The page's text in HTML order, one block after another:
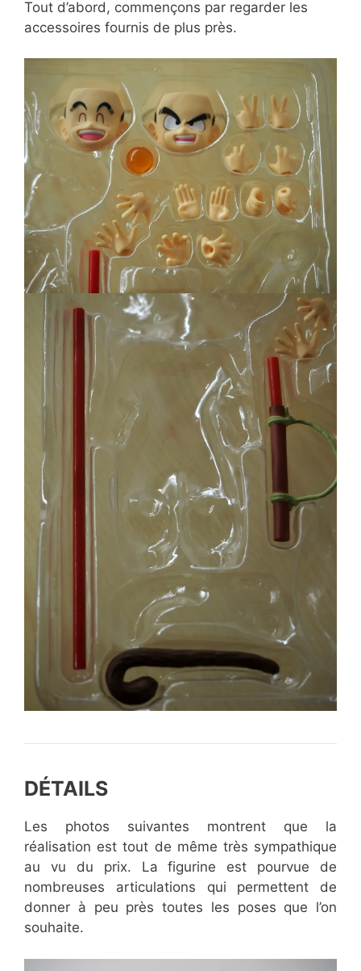
Tout d’abord, commençons par regarder les
accessoires fournis de plus près.
DÉTAILS
Les photos suivantes montrent que la
réalisation est tout de même très sympathique
au vu du prix. La figurine est pourvue de
nombreuses articulations qui permettent de
donner à peu près toutes les poses que l’on
souhaite.